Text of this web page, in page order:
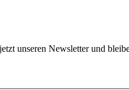
unseren Newsletter und